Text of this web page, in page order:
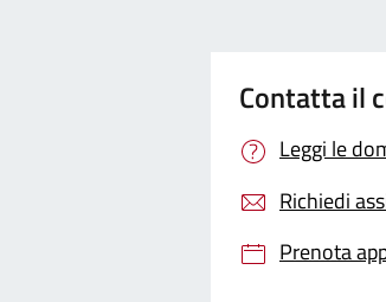
Contatta il
Leggi le
Richiedi
Prenota